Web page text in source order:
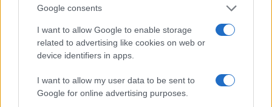
Google consents
I want to allow Google to enable storage
related to advertising like cookies on web or
device identifiers in apps.
I want to allow my user data to be sent to
Google for online advertising purposes.